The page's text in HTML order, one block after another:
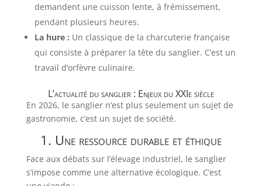
demandent une cuisson lente, à frémissement,
pendant plusieurs heures.
La hure : Un classique de la charcuterie française
qui consiste à préparer la tête du sanglier. C’est un
travail d’orfèvre culinaire.
L’actualité du sanglier : Enjeux du XXIe siècle
En 2026, le sanglier n’est plus seulement un sujet de
gastronomie, c’est un sujet de société.
1. Une ressource durable et éthique
Face aux débats sur l’élevage industriel, le sanglier
s’impose comme une alternative écologique. C’est